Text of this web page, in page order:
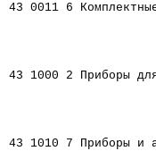
43 0011 6
43 1000 2 Приборы
43 1010 7 Приборы и